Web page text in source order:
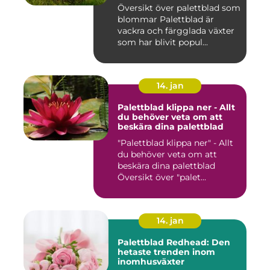
Översikt över palettblad som
blommar Palettblad är
vackra och färgglada växter
som har blivit popul...
14. jan
Palettblad klippa ner - Allt
du behöver veta om att
beskära dina palettblad
"Palettblad klippa ner" - Allt
du behöver veta om att
beskära dina palettblad
Översikt över "palet...
14. jan
Palettblad Redhead: Den
hetaste trenden inom
inomhusväxter